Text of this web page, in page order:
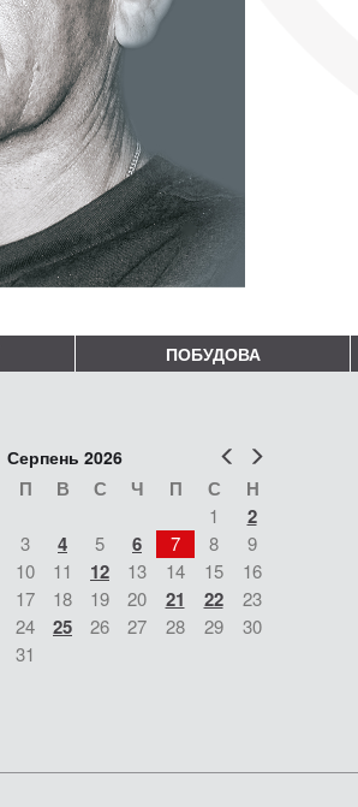
ПОБУДОВА
Попер
Серпень 2026
П В С Ч П С Н
1 2
3 4 5 6 7 8
9
10
11 12 13 14 15
16
17
18 19 20 21 22
23
24
25 26 27 28 29
30
31